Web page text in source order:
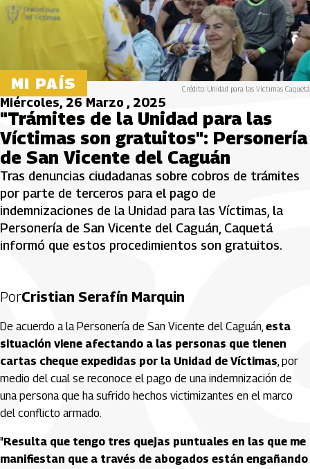
MI PAÍS Crédito: Unidad para las Víctimas Caquetá
Miércoles, 26 Marzo , 2025
"Trámites de la Unidad para las
Víctimas son gratuitos": Personería
de San Vicente del Caguán
Tras denuncias ciudadanas sobre cobros de trámites
por parte de terceros para el pago de
indemnizaciones de la Unidad para las Víctimas, la
Personería de San Vicente del Caguán, Caquetá
informó que estos procedimientos son gratuitos.
PorCristian Serafín Marquin
De acuerdo a la Personería de San Vicente del Caguán, esta
situación viene afectando a las personas que tienen
cartas cheque expedidas por la Unidad de Víctimas, por
medio del cual se reconoce el pago de una indemnización de
una persona que ha sufrido hechos victimizantes en el marco
del conflicto armado.
"Resulta que tengo tres quejas puntuales en las que me
manifiestan que a través de abogados están engañando